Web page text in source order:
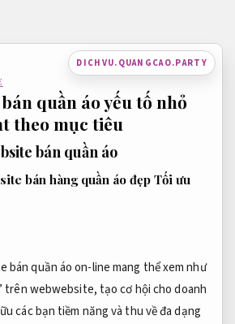
DICHVU.QUANGCAO.PARTY
quần áo yếu tố nhỏ
theo mục tiêu
bán quần áo
bán hàng quần áo đẹp Tối ưu
bán quần áo on-line mang thể xem như
trên webwebsite, tạo cơ hội cho doanh
các bạn tiềm năng và thu về đa dạng